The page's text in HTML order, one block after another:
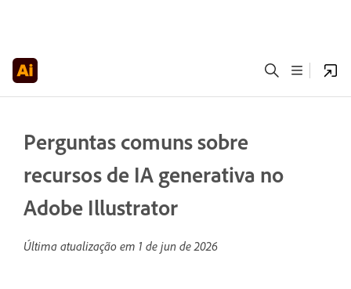
Perguntas comuns sobre
recursos de IA generativa no
Adobe Illustrator
Última atualização em 1 de jun de 2026